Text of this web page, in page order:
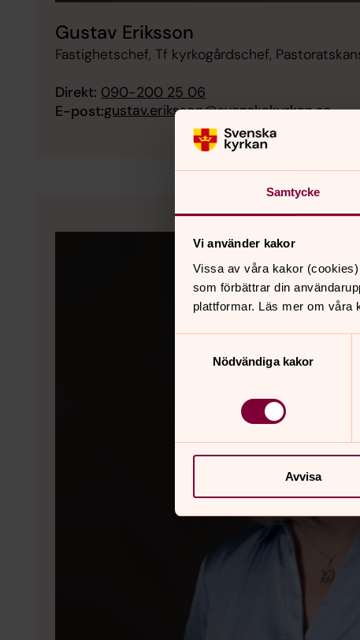
Samtycke
Vi använder kakor
Vissa av våra kakor
som förbättrar din
plattformar. Läs mer om våra
Nödvändiga kakor
Avvisa
Gustav Eriksson
Fastighetschef, Tf kyrkogårdschef,
Direkt: 090-200 25 06
E-post:gustav.eriksson@svenskakyrkan.se